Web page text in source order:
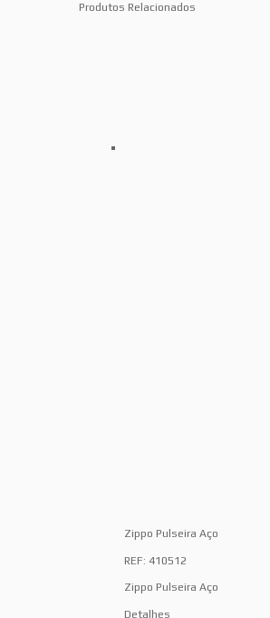
Produtos Relacionados
Zippo Pulseira Aço
REF: 410512
Zippo Pulseira Aço
Detalhes